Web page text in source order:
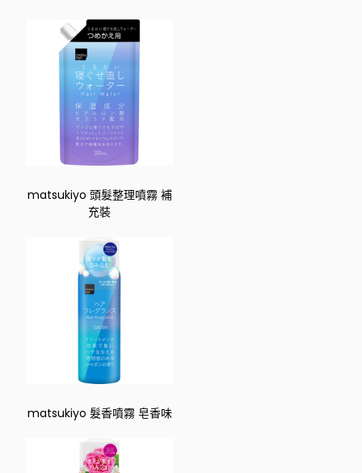
matsukiyo 頭髮整理噴霧 補
充裝
matsukiyo 髮香噴霧 皂香味